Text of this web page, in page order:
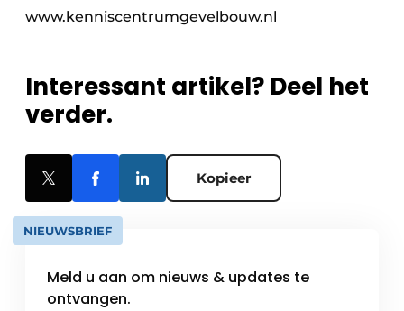
www.kenniscentrumgevelbouw.nl
Interessant artikel? Deel het
verder.
Kopieer
NIEUWSBRIEF
Meld u aan om nieuws & updates te
ontvangen.